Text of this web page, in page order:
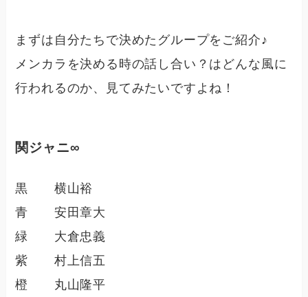
まずは自分たちで決めたグループをご紹介♪
メンカラを決める時の話し合い？はどんな風に
行われるのか、見てみたいですよね！
関ジャニ∞
黒 横山裕
青 安田章大
緑 大倉忠義
紫 村上信五
橙 丸山隆平